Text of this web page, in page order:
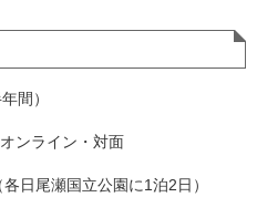
間）
ライン・対面
尾瀬国立公園に1泊2日）